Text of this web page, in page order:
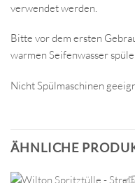
verwendet werden.
Bitte vor dem ersten
warmen Seifenwasser
Nicht Spülmaschinen
ÄHNLICHE